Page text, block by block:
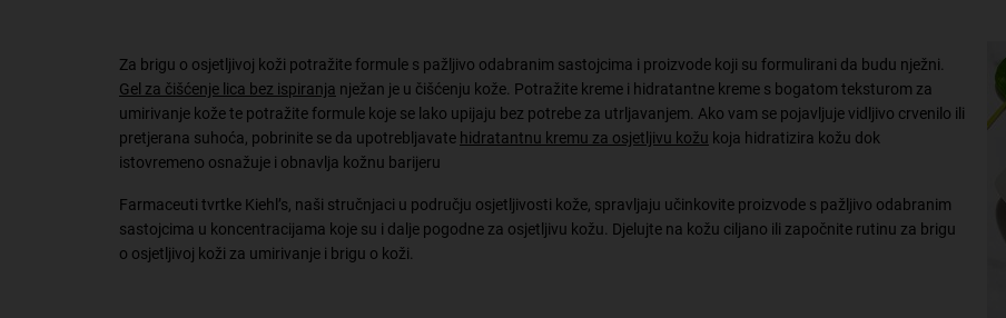
Za brigu o osjetljivoj koži potražite formule s pažljivo odabranim sastojcima i proizvode koji su formulirani da budu nježni.
Gel za čišćenje lica bez ispiranja nježan je u čišćenju kože. Potražite kreme i hidratantne kreme s bogatom teksturom za
umirivanje kože te potražite formule koje se lako upijaju bez potrebe za utrljavanjem. Ako vam se pojavljuje vidljivo crvenilo ili
pretjerana suhoća, pobrinite se da upotrebljavate hidratantnu kremu za osjetljivu kožu koja hidratizira kožu dok
istovremeno osnažuje i obnavlja kožnu barijeru
Farmaceuti tvrtke Kiehl’s, naši stručnjaci u području osjetljivosti kože, spravljaju učinkovite proizvode s pažljivo odabranim
sastojcima u koncentracijama koje su i dalje pogodne za osjetljivu kožu. Djelujte na kožu ciljano ili započnite rutinu za brigu
o osjetljivoj koži za umirivanje i brigu o koži.